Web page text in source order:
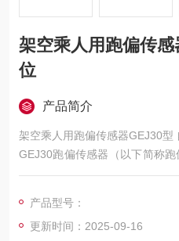
架空乘人用跑偏传感器
位
产品简介
GEJ30跑偏传感器（以下简称跑
于煤矿井下与系统回路串联或并
的电路中“ 作为胶带输送机的
控制中，当跑偏传感器检测到
信号控制系统断电停机，跑偏传
产品型号：
更新时间：2025-09-16